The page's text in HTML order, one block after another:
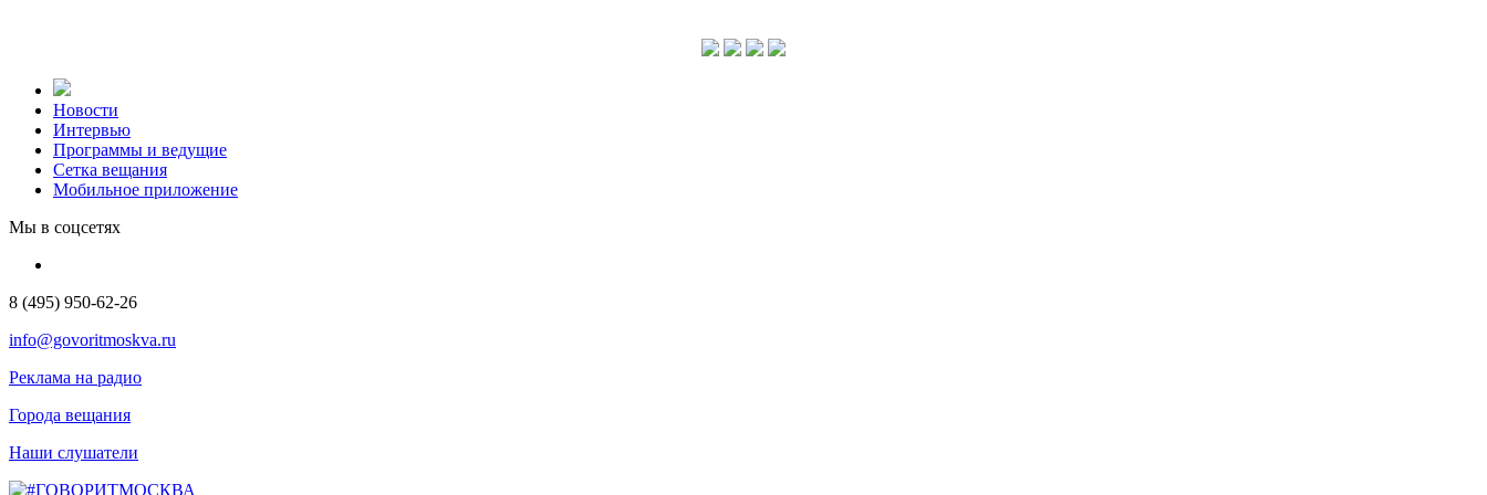
Новости
Интервью
Программы и ведущие
Сетка вещания
Мобильное приложение
Мы в соцсетях
8 (495) 950-62-26
info@govoritmoskva.ru
Реклама на радио
Города вещания
Наши слушатели